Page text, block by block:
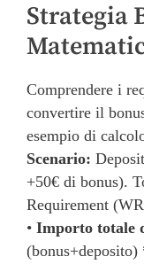
Strategia
Comprendere i
convertire il
esempio di
Scenario:
+50€ di bonus).
Requirement
• Importo totale